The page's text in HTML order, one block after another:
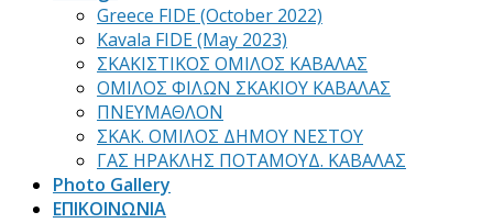
Greece FIDE (October 2022)
Kavala FIDE (May 2023)
ΣΚΑΚΙΣΤΙΚΟΣ ΟΜΙΛΟΣ ΚΑΒΑΛΑΣ
ΟΜΙΛΟΣ ΦΙΛΩΝ ΣΚΑΚΙΟΥ ΚΑΒΑΛΑΣ
ΠΝΕΥΜΑΘΛΟΝ
ΣΚΑΚ. ΟΜΙΛΟΣ ΔΗΜΟΥ ΝΕΣΤΟΥ
ΓΑΣ ΗΡΑΚΛΗΣ ΠΟΤΑΜΟΥΔ. ΚΑΒΑΛΑΣ
Photo Gallery
ΕΠΙΚΟΙΝΩΝΙΑ